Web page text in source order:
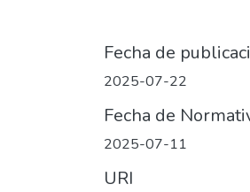
Fecha de
2025-07-22
Fecha de
2025-07-11
URI